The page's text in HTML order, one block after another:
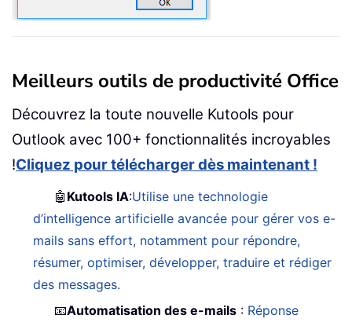
Meilleurs outils de productivité Office
Découvrez la toute nouvelle Kutools pour
Outlook avec 100+ fonctionnalités incroyables
!Cliquez pour télécharger dès maintenant !
🤖 Kutools IA:Utilise une technologie
d’intelligence artificielle avancée pour gérer vos e-
mails sans effort, notamment pour répondre,
résumer, optimiser, développer, traduire et rédiger
des messages.
📧Automatisation des e-mails : Réponse